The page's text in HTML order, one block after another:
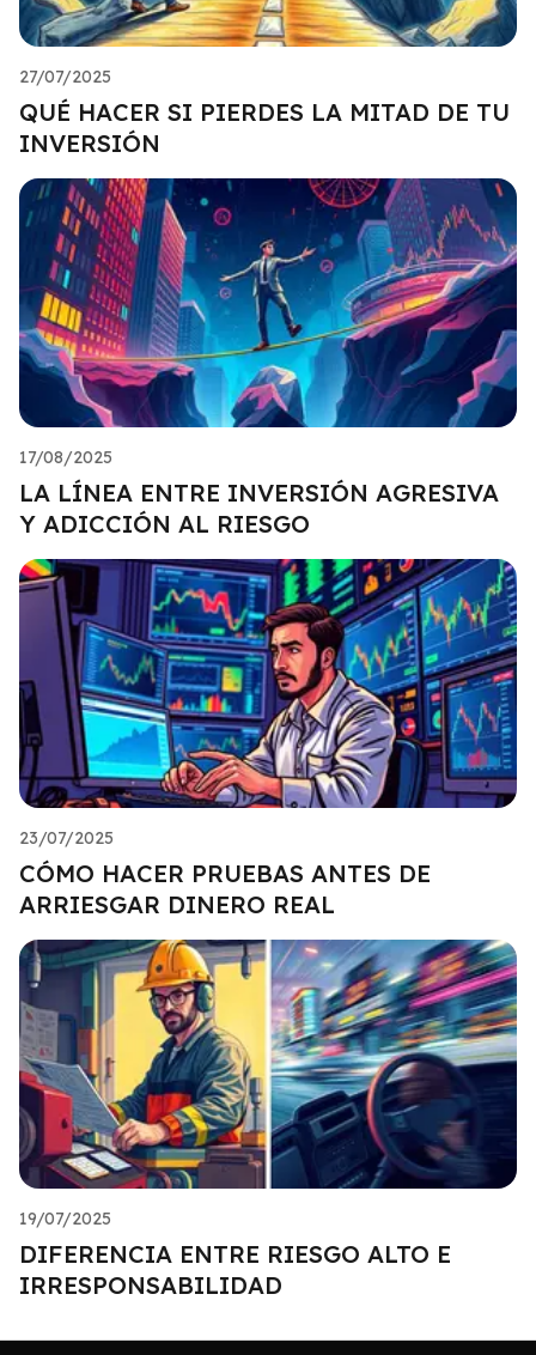
27/07/2025
QUÉ HACER SI PIERDES LA MITAD DE TU
INVERSIÓN
17/08/2025
LA LÍNEA ENTRE INVERSIÓN AGRESIVA
Y ADICCIÓN AL RIESGO
23/07/2025
CÓMO HACER PRUEBAS ANTES DE
ARRIESGAR DINERO REAL
19/07/2025
DIFERENCIA ENTRE RIESGO ALTO E
IRRESPONSABILIDAD